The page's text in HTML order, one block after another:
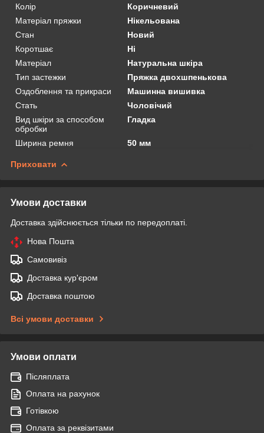
Колір
Коричневий
Матеріал пряжки
Нікельована
Стан
Новий
Коротшає
Ні
Матеріал
Натуральна шкіра
Тип застежки
Пряжка двохшпенькова
Оздоблення та прикраси
Машинна вишивка
Стать
Чоловічий
Вид шкіри за способом
обробки
Гладка
Ширина ремня 50 мм
Приховати
Умови доставки
Доставка здійснюється тільки по передоплаті.
Нова Пошта
Самовивіз
Доставка кур'єром
Доставка поштою
Всі умови доставки
Умови оплати
Післяплата
Оплата на рахунок
Готівкою
Оплата за реквізитами